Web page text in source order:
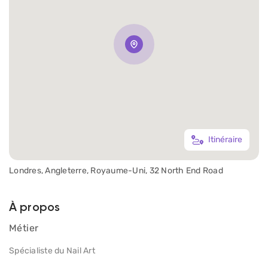
Itinéraire
Londres, Angleterre, Royaume-Uni, 32 North End Road
À propos
Métier
Spécialiste du Nail Art